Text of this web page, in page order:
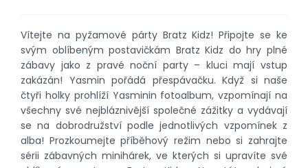
Vítejte na pyžamové párty Bratz Kidz! Připojte se ke
svým oblíbeným postavičkám Bratz Kidz do hry plné
zábavy jako z pravé noční party – kluci mají vstup
zakázán! Yasmin pořádá přespávačku. Když si naše
čtyři holky prohlíží Yasminin fotoalbum, vzpomínají na
všechny své nejbláznivější společné zážitky a vydávají
se na dobrodružství podle jednotlivých vzpomínek z
alba! Prozkoumejte příběhový režim nebo si zahrajte
sérii zábavných minihárek, ve kterých si upravíte své